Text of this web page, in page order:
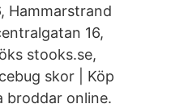
Hammarstrand
16,
stooks.se,
skor | Köp
broddar online.